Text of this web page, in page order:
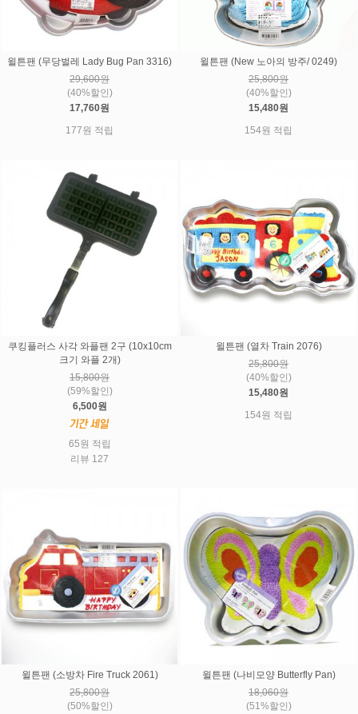
윌튼팬 (무당벌레 Lady Bug Pan 3316)
29,600원
(40%할인)
17,760원
177원 적립
윌튼팬 (New 노아의 방주/ 0249)
25,800원
(40%할인)
15,480원
154원 적립
쿠킹플러스 사각 와플팬 2구 (10x10cm
크기 와플 2개)
15,800원
(59%할인)
6,500원
65원 적립
리뷰 127
윌튼팬 (열차 Train 2076)
25,800원
(40%할인)
15,480원
154원 적립
윌튼팬 (소방차 Fire Truck 2061)
25,800원
(50%할인)
윌튼팬 (나비모양 Butterfly Pan)
18,060원
(51%할인)